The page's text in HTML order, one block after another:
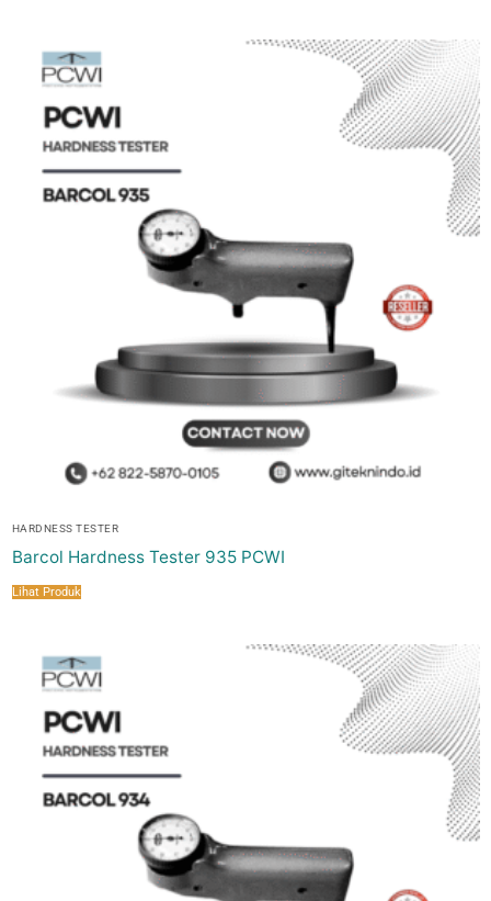
HARDNESS TESTER
Barcol Hardness Tester 935 PCWI
Lihat Produk